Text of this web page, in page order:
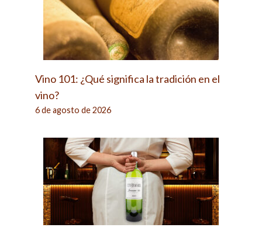
Vino 101: ¿Qué significa la tradición en el
vino?
6 de agosto de 2026